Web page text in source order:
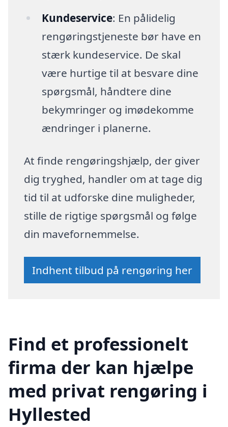
Kundeservice: En pålidelig
rengøringstjeneste bør have en
stærk kundeservice. De skal
være hurtige til at besvare dine
spørgsmål, håndtere dine
bekymringer og imødekomme
ændringer i planerne.
At finde rengøringshjælp, der giver
dig tryghed, handler om at tage dig
tid til at udforske dine muligheder,
stille de rigtige spørgsmål og følge
din mavefornemmelse.
Indhent tilbud på rengøring her
Find et professionelt
firma der kan hjælpe
med privat rengøring i
Hyllested